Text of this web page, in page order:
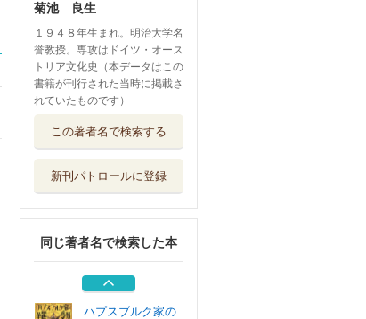
菊池 良生
１９４８年生まれ。明治大学名
誉教授。専攻はドイツ・オース
トリア文化史（本データはこの
書籍が刊行された当時に掲載さ
れていたものです）
この著者名で検索する
新刊パトロールに登録
同じ著者名で検索した本
超説ハプスブル...
哀しいドイツ歴史
筑摩書房
神聖ローマ帝国
講談社
ハプスブルク家の